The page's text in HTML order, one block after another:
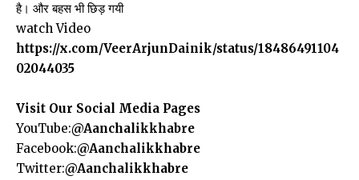
है। और बहस भी छिड़ गयी
watch Video
https://x.com/VeerArjunDainik/status/18486491104
02044035
Visit Our Social Media Pages
YouTube:@Aanchalikkhabre
Facebook:@Aanchalikkhabre
Twitter:@Aanchalikkhabre